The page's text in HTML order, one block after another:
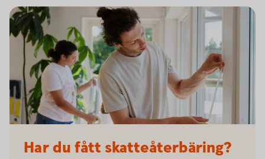
Har du fått skatteåterbäring?